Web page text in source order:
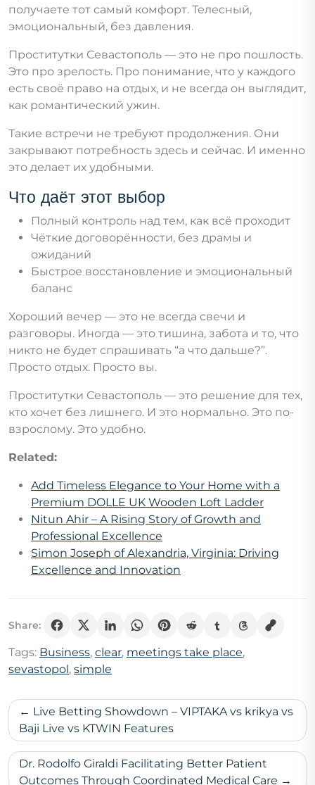
получаете тот самый комфорт. Телесный,
эмоциональный, без давления.
Проститутки Севастополь — это не про пошлость.
Это про зрелость. Про понимание, что у каждого
есть своё право на отдых, и не всегда он выглядит,
как романтический ужин.
Такие встречи не требуют продолжения. Они
закрывают потребность здесь и сейчас. И именно
это делает их удобными.
Что даёт этот выбор
Полный контроль над тем, как всё проходит
Чёткие договорённости, без драмы и
ожиданий
Быстрое восстановление и эмоциональный
баланс
Хороший вечер — это не всегда свечи и
разговоры. Иногда — это тишина, забота и то, что
никто не будет спрашивать “а что дальше?”.
Просто отдых. Просто вы.
Проститутки Севастополь — это решение для тех,
кто хочет без лишнего. И это нормально. Это по-
взрослому. Это удобно.
Related:
Add Timeless Elegance to Your Home with a
Premium DOLLE UK Wooden Loft Ladder
Nitun Ahir – A Rising Story of Growth and
Professional Excellence
Simon Joseph of Alexandria, Virginia: Driving
Excellence and Innovation
Share:
Tags: Business, clear, meetings take place,
sevastopol, simple
Post
navigation
Live Betting Showdown – VIPTAKA vs krikya vs
Baji Live vs KTWIN Features
Dr. Rodolfo Giraldi Facilitating Better Patient
Outcomes Through Coordinated Medical Care